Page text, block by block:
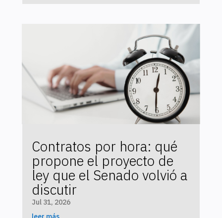
Contratos por hora: qué
propone el proyecto de
ley que el Senado volvió a
discutir
Jul 31, 2026